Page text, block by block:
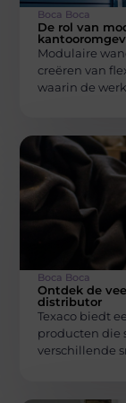
Boca Boca
De rol van
Modulaire
creëren van
waarin de
Boca Boca
Ontdek de
distributor
Texaco biedt
producten die
verschillende